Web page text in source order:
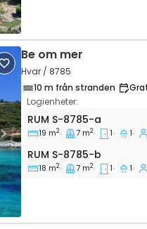
Next
Be om mer
Hvar / 8785
10 m från stranden
Logienheter:
Rum Hvar S-8785-a
RUM S-8785-a
19 m2 7 m2 1 1
Rum S-8785-b
RUM S-8785-b
18 m2 7 m2 1 1